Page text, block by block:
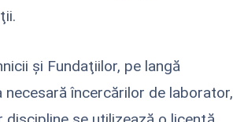
şi Fundaţiilor, pe langă
încercărilor de laborator,